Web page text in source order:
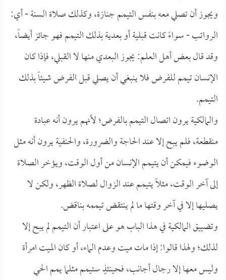
ويجوز أن تصلي معه بنفس التيمم جنازة، وكذلك صلاة السنة - أي:
الرواتب - سواءً كانت قبلية أو بعدية بذلك التيمم فهو جائز أيضاً،
وقد قال بعض أهل العلم: يجوز البعدي منها لا القبلي، فإذا كان
الإنسان تيمم للفرض فلا ينبغي أن يصلي قبل الفرض شيئاً بذلك
التيمم.
والمالكية يرون اتصال التيمم بالفرض؛ لأنهم يرون أنه عبادة
منقطعة، فلم يبح إلا عند الحاجة والضرورة، والحنفية يرون أنه مثل
الوضوء فيمكن أن يتيمم الإنسان من أول الوقت، ويؤخر الصلاة
إلى آخر الوقت، مثلاً يتيمم عند الزوال لصلاة الظهر، ولكن لا
يصليها إلا في آخر وقتها ما لم ينتقض تيممه بناقض.
وتضييق المالكية في هذا الباب هو على اعتبار أن التيمم لم يبح إلا
لذلك؛ ولهذا قالوا: إذا مات ميت وعدم الماء، أو كان الميت امرأة
وليس معها إلا رجال أجانب، فحينئذٍ ستيمم مثلما يمم الحي